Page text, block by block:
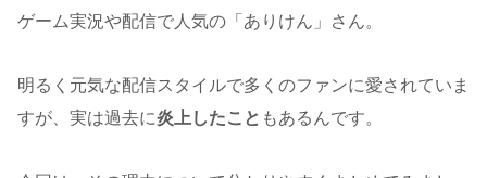
ゲーム実況や配信で人気の「ありけん」さん。
明るく元気な配信スタイルで多くのファンに愛されていま
すが、実は過去に炎上したこと もあるんです。